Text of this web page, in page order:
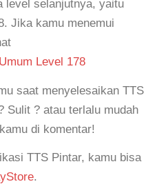
level selanjutnya, yaitu
Jika kamu menemui
Level 178
saat menyelesaikan TTS
Sulit ? atau terlalu mudah
di komentar!
TTS Pintar, kamu bisa
.